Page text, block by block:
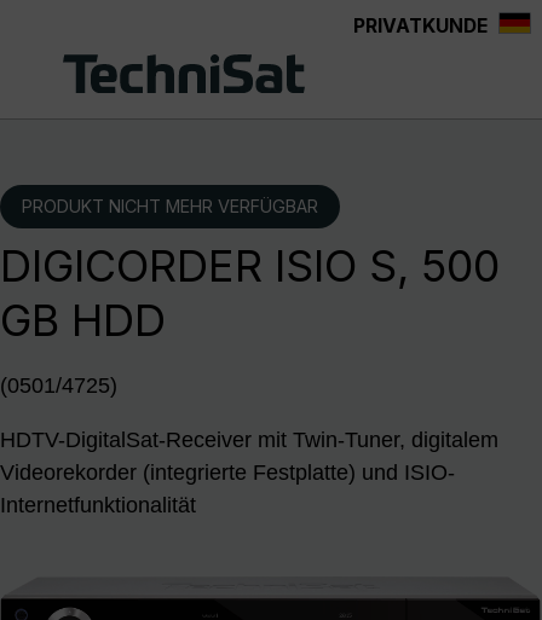
PRIVATKUNDE
PRODUKT NICHT MEHR VERFÜGBAR
DIGICORDER ISIO S, 500
GB HDD
(0501/4725)
HDTV-DigitalSat-Receiver mit Twin-Tuner, digitalem
Videorekorder (integrierte Festplatte) und ISIO-
Internetfunktionalität